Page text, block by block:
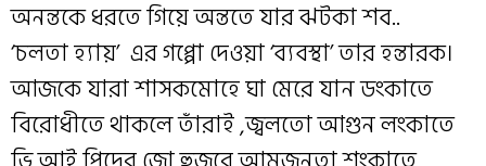
অনন্তকে ধরতে গিয়ে অন্ততে যার ঝটকা শব..
‘চলতা হ্যায়’ এর গপ্পো দেওয়া ‘ব্যবস্থা’ তার হন্তারক।
আজকে যারা শাসকমোহে ঘা মেরে যান ডংকাতে
বিরোধীতে থাকলে তাঁরাই ,জ্বলতো আগুন লংকাতে